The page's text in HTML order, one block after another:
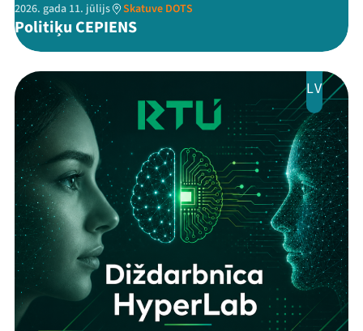
2026. gada 11. jūlijs Skatuve DOTS
Politiķu CEPIENS
LV